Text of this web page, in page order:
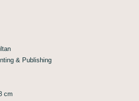
& Publishing
cm